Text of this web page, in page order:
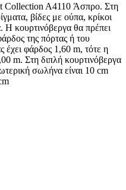
Collection A4110 Άσπρο. Στη
βίδες με ούπα, κρίκοι
Η κουρτινόβεργα θα πρέπει
της πόρτας ή του
φάρδος 1,60 m, τότε η
m. Στη διπλή κουρτινόβεργα
σωλήνα είναι 10 cm